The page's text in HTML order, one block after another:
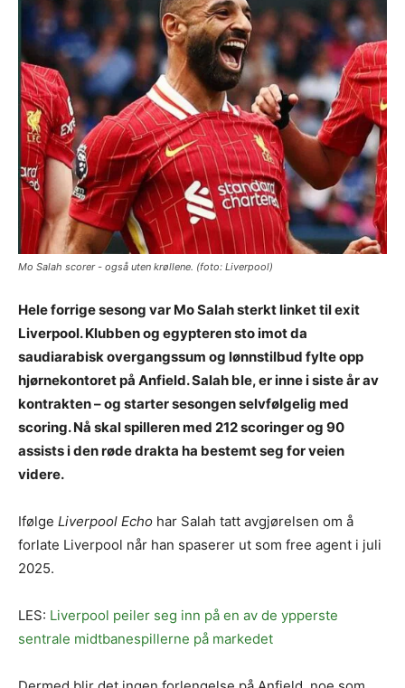
Mo Salah scorer - også uten krøllene. (foto: Liverpool)
Hele forrige sesong var Mo Salah sterkt linket til exit
Liverpool. Klubben og egypteren sto imot da
saudiarabisk overgangssum og lønnstilbud fylte opp
hjørnekontoret på Anfield. Salah ble, er inne i siste år av
kontrakten – og starter sesongen selvfølgelig med
scoring. Nå skal spilleren med 212 scoringer og 90
assists i den røde drakta ha bestemt seg for veien
videre.
Ifølge Liverpool Echo har Salah tatt avgjørelsen om å
forlate Liverpool når han spaserer ut som free agent i juli
2025.
LES: Liverpool peiler seg inn på en av de ypperste
sentrale midtbanespillerne på markedet